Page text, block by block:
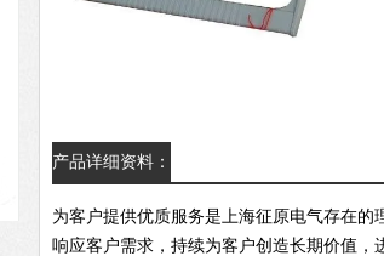
产品详细资料：
为客户提供优质服务是上海征原电气存在
响应客户需求，持续为客户创造长期价值